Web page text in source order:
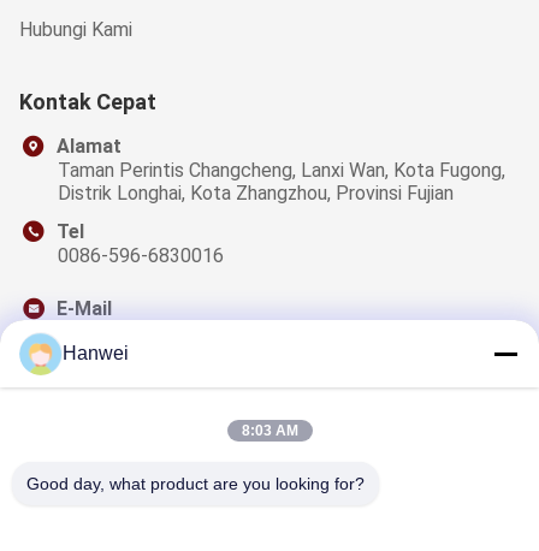
Hubungi Kami
Kontak Cepat
Alamat
Taman Perintis Changcheng, Lanxi Wan, Kota Fugong,
Distrik Longhai, Kota Zhangzhou, Provinsi Fujian
Tel
0086-596-6830016
E-Mail
Berlangganan buletin kami untuk diskon dan lainnya.
Hanwei
8:03 AM
Good day, what product are you looking for?